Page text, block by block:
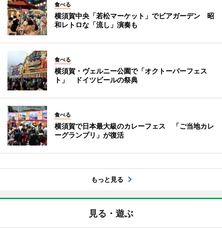
食べる
横須賀中央「若松マーケット」でビアガーデン 昭
和レトロな「流し」演奏も
食べる
横須賀・ヴェルニー公園で「オクトーバーフェス
ト」 ドイツビールの祭典
食べる
横須賀で日本最大級のカレーフェス 「ご当地カレ
ーグランプリ」が復活
もっと見る
見る・遊ぶ